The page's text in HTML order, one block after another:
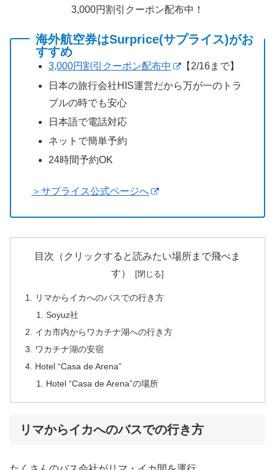
3,000円割引クーポン配布中！
海外航空券はSurprice(サプライス)がお
すすめ
3,000円割引クーポン配布中
【2/16まで】
日本の旅行会社HIS運営だから万が一のトラ
ブルの時でも安心
日本語で電話対応
ネットで簡単予約
24時間予約OK
＞サプライス公式ページへ
目次（クリックすると読みたい場所まで飛べま
す）
リマからイカへのバスでの行き方
Soyuz社
イカ市内からワカチナ湖への行き方
ワカチナ湖の安宿
Hotel “Casa de Arena”
Hotel “Casa de Arena”の場所
リマからイカへのバスでの行き方